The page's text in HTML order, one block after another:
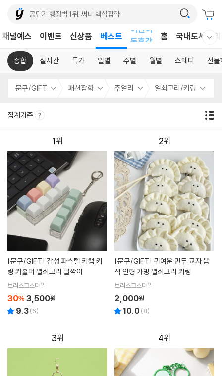
채널예스 이벤트 신상품 베스트
독후감
홈 국내도서
종합 실시간 특가 일별 주별 월별 스테디 선물
문구/GIFT 패션잡화 주얼리 열쇠고리/키링
집계기준
1
[문구/GIFT]
링 키홀더 열쇠고리 딸깍이
브리스크스타일
30% 3,500원
9.3(6)
2
[문구/GIFT]
식 인형 가방 열쇠고리 키링
브리스크스타일
2,000원
10.0 (8)
3 4